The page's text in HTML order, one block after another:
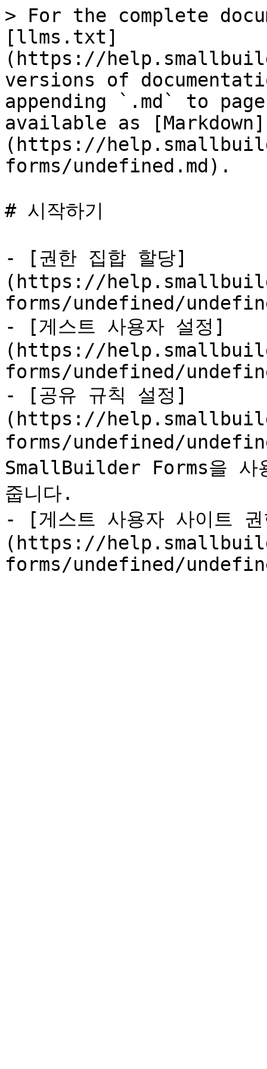
> For the complete
[llms.txt]
(https://
versions of
appending `.md` to
available as [Markdown]
(https://
forms/undefined.md).
# 시작하기
- [권한 집합 할당]
(https://
forms/undefined/
- [게스트 사용자 설정]
(https://
forms/undefined/
- [공유 규칙 설정]
(https://
forms/undefined/
SmallBuilder Forms을 사
줍니다.
- [게스트 사용자 사이트
(https://